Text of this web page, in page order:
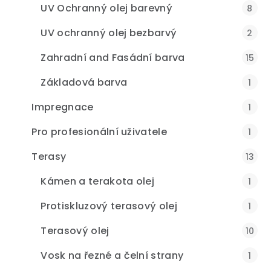
UV Ochranný olej barevný 8
UV ochranný olej bezbarvý 2
Zahradní and Fasádní barva 15
Základová barva 1
Impregnace 1
Pro profesionální uživatele 1
Terasy 13
Kámen a terakota olej 1
Protiskluzový terasový olej 1
Terasový olej 10
Vosk na řezné a čelní strany 1